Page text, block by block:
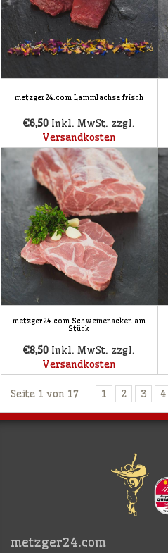
metzger24.com Lammlachse frisch
€6,50 Inkl. MwSt. zzgl.
Versandkosten
metzger24.com Schweinenacken am
Stück
€8,50 Inkl. MwSt. zzgl.
Versandkosten
Seite 1 von 17 1 2 3 4
metzger24.com